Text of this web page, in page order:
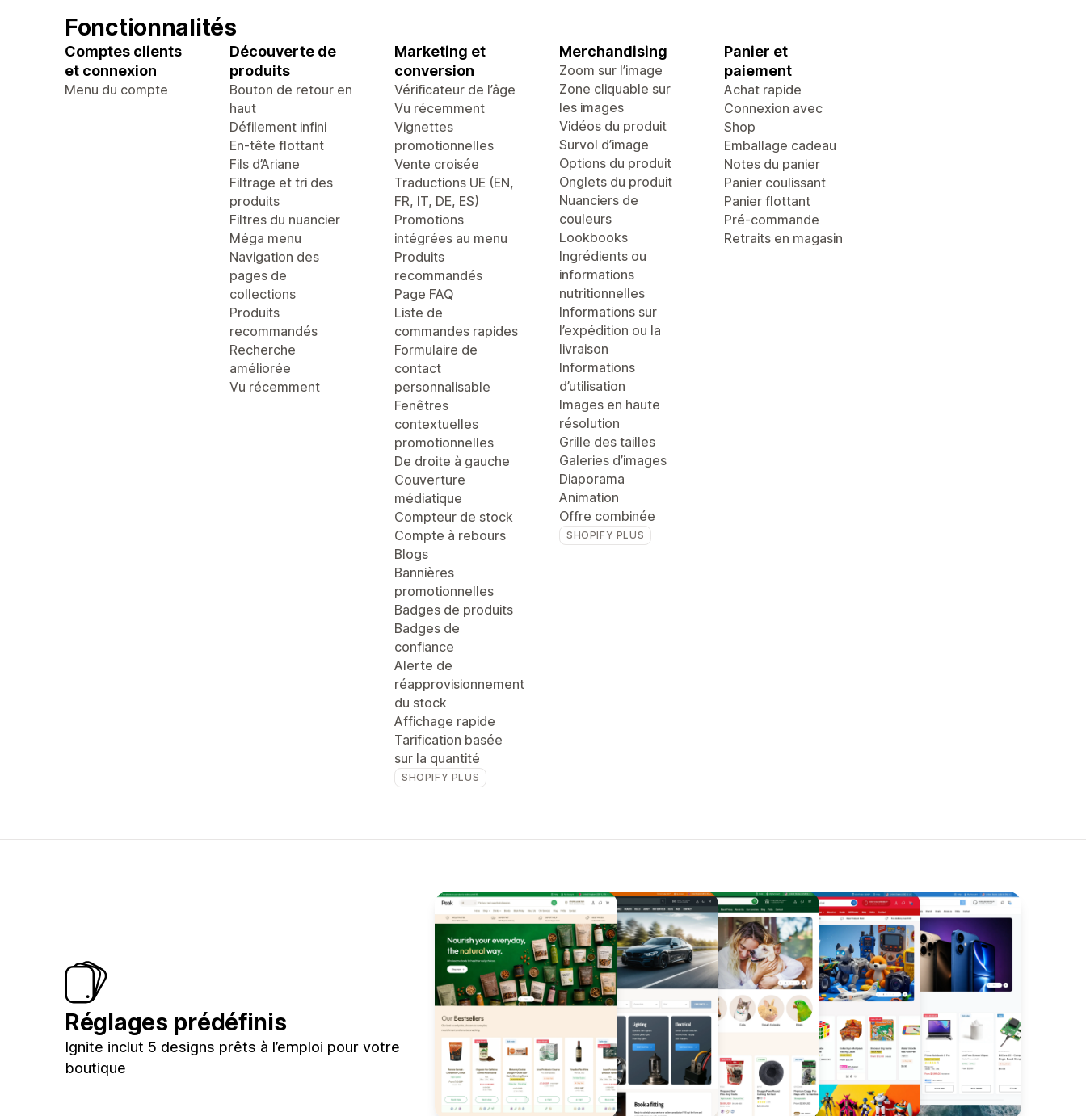
Fonctionnalités
Comptes clients
et connexion
Menu du compte
Découverte de
produits
Bouton de retour en
haut
Défilement infini
En-tête flottant
Fils d’Ariane
Filtrage et tri des
produits
Filtres du nuancier
Méga menu
Navigation des
pages de
collections
Produits
recommandés
Recherche
améliorée
Vu récemment
Marketing et
conversion
Vérificateur de l’âge
Vu récemment
Vignettes
promotionnelles
Vente croisée
Traductions UE (EN,
FR, IT, DE, ES)
Promotions
intégrées au menu
Produits
recommandés
Page FAQ
Liste de
commandes rapides
Formulaire de
contact
personnalisable
Fenêtres
contextuelles
promotionnelles
De droite à gauche
Couverture
médiatique
Compteur de stock
Compte à rebours
Blogs
Bannières
promotionnelles
Badges de produits
Badges de
confiance
Alerte de
réapprovisionnement
du stock
Affichage rapide
Tarification basée
sur la quantité
SHOPIFY PLUS
Merchandising
Zoom sur l’image
Zone cliquable sur
les images
Vidéos du produit
Survol d’image
Options du produit
Onglets du produit
Nuanciers de
couleurs
Lookbooks
Ingrédients ou
informations
nutritionnelles
Informations sur
l’expédition ou la
livraison
Informations
d’utilisation
Images en haute
résolution
Grille des tailles
Galeries d’images
Diaporama
Animation
Offre combinée
SHOPIFY PLUS
Panier et
paiement
Achat rapide
Connexion avec
Shop
Emballage cadeau
Notes du panier
Panier coulissant
Panier flottant
Pré-commande
Retraits en magasin
Réglages prédéfinis
Ignite inclut 5 designs prêts à l’emploi pour votre
boutique